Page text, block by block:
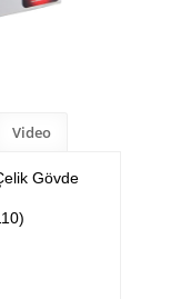
Video
Gövde